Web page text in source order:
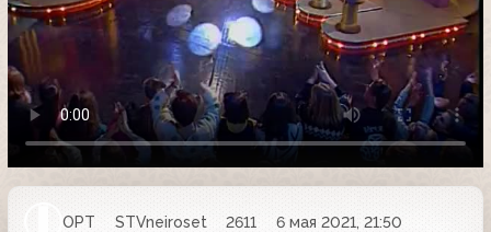
ОРТ STVneiroset 2611
6 мая 2021, 21:50